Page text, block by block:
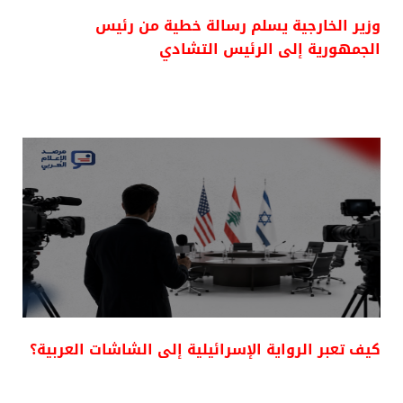
وزير الخارجية يسلم رسالة خطية من رئيس
الجمهورية إلى الرئيس التشادي
كيف تعبر الرواية الإسرائيلية إلى الشاشات العربية؟